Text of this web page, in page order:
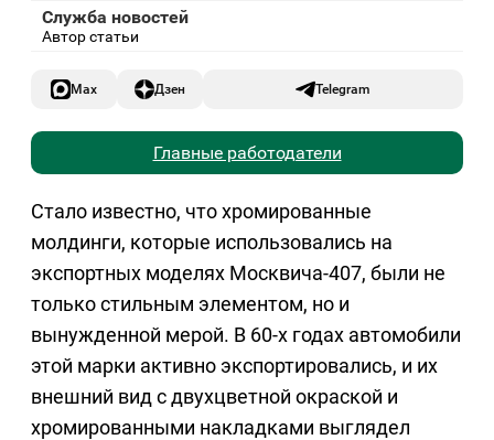
Служба новостей
Автор статьи
Max Дзен Telegram
Главные работодатели
Стало известно, что хромированные
молдинги, которые использовались на
экспортных моделях Москвича-407, были не
только стильным элементом, но и
вынужденной мерой. В 60-х годах автомобили
этой марки активно экспортировались, и их
внешний вид с двухцветной окраской и
хромированными накладками выглядел